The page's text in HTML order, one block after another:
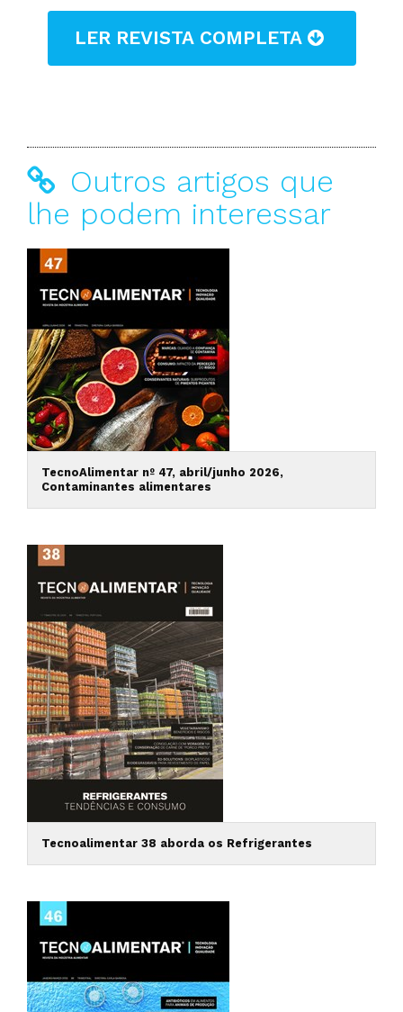
LER REVISTA COMPLETA
Outros artigos que
lhe podem interessar
TecnoAlimentar nº 47, abril/junho 2026,
Contaminantes alimentares
Tecnoalimentar 38 aborda os Refrigerantes